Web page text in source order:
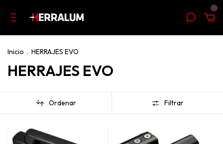
0
Inicio . HERRAJES EVO
HERRAJES EVO
Ordenar Filtrar